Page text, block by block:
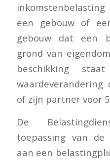
een gebouw of
gebouw dat een
grond van
beschikking
of zijn partner voor
De
toepassing van de
aan een